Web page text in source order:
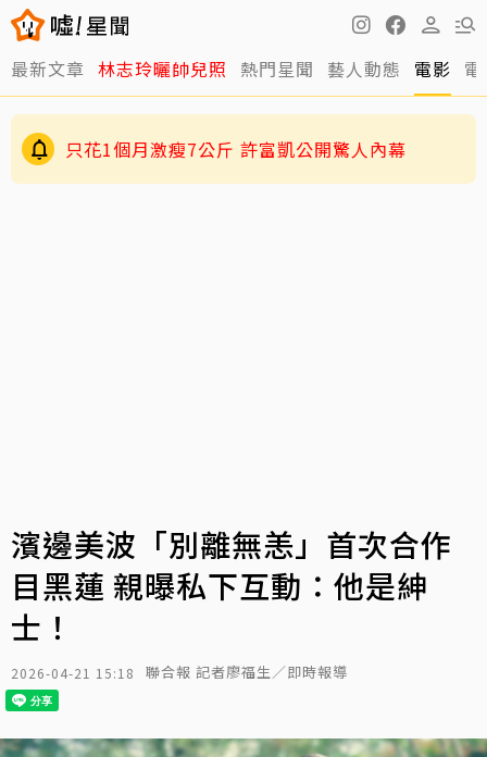
最新文章 林志玲曬帥兒照 熱門星聞 藝人動態 電影
只花1個月激瘦7公斤 許富凱公開驚人內幕
濱邊美波「別離無恙」首次合作
目黑蓮 親曝私下互動：他是紳
士！
2026-04-21 15:18 聯合報 記者廖福生／即時報導